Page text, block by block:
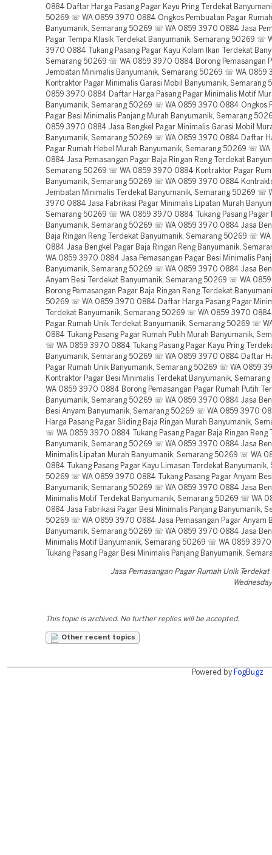
0884 Daftar Harga Pasang Pagar Kayu Pring Terdekat
50269 ☏ WA 0859 3970 0884 Ongkos Pembuatan Pagar
Banyumanik, Semarang 50269 ☏ WA 0859 3970 0884 Jasa
Pagar Tempa Klasik Terdekat Banyumanik, Semarang 50269 ☏
3970 0884 Tukang Pasang Pagar Kayu Kolam Ikan Terdekat
Semarang 50269 ☏ WA 0859 3970 0884 Borong Pemasangan
Jembatan Minimalis Banyumanik, Semarang 50269 ☏ WA 0859
Kontraktor Pagar Minimalis Garasi Mobil Banyumanik,
0859 3970 0884 Daftar Harga Pasang Pagar Minimalis Motif
Banyumanik, Semarang 50269 ☏ WA 0859 3970 0884 Ongkos
Pagar Besi Minimalis Panjang Murah Banyumanik, Semarang
0859 3970 0884 Jasa Bengkel Pagar Minimalis Garasi Mobil
Banyumanik, Semarang 50269 ☏ WA 0859 3970 0884 Daftar
Pagar Rumah Hebel Murah Banyumanik, Semarang 50269 ☏
0884 Jasa Pemasangan Pagar Baja Ringan Reng Terdekat
Semarang 50269 ☏ WA 0859 3970 0884 Kontraktor Pagar
Banyumanik, Semarang 50269 ☏ WA 0859 3970 0884
Jembatan Minimalis Terdekat Banyumanik, Semarang 50269 ☏
3970 0884 Jasa Fabrikasi Pagar Minimalis Lipatan Murah
Semarang 50269 ☏ WA 0859 3970 0884 Tukang Pasang Pagar
Banyumanik, Semarang 50269 ☏ WA 0859 3970 0884 Jasa
Baja Ringan Reng Terdekat Banyumanik, Semarang 50269 ☏
0884 Jasa Bengkel Pagar Baja Ringan Reng Banyumanik,
WA 0859 3970 0884 Jasa Pemasangan Pagar Besi Minimalis
Banyumanik, Semarang 50269 ☏ WA 0859 3970 0884 Jasa
Anyam Besi Terdekat Banyumanik, Semarang 50269 ☏ WA
Borong Pemasangan Pagar Baja Ringan Reng Terdekat
50269 ☏ WA 0859 3970 0884 Daftar Harga Pasang Pagar
Terdekat Banyumanik, Semarang 50269 ☏ WA 0859 3970
Pagar Rumah Unik Terdekat Banyumanik, Semarang 50269 ☏
0884 Tukang Pasang Pagar Rumah Putih Murah Banyumanik,
☏ WA 0859 3970 0884 Tukang Pasang Pagar Kayu Pring
Banyumanik, Semarang 50269 ☏ WA 0859 3970 0884 Daftar
Pagar Rumah Unik Banyumanik, Semarang 50269 ☏ WA 0859
Kontraktor Pagar Besi Minimalis Terdekat Banyumanik,
WA 0859 3970 0884 Borong Pemasangan Pagar Rumah Putih
Banyumanik, Semarang 50269 ☏ WA 0859 3970 0884 Jasa
Besi Anyam Banyumanik, Semarang 50269 ☏ WA 0859 3970
Harga Pasang Pagar Sliding Baja Ringan Murah Banyumanik,
☏ WA 0859 3970 0884 Tukang Pasang Pagar Baja Ringan Reng
Banyumanik, Semarang 50269 ☏ WA 0859 3970 0884 Jasa
Minimalis Lipatan Murah Banyumanik, Semarang 50269 ☏ WA
0884 Tukang Pasang Pagar Kayu Limasan Terdekat Banyumanik,
50269 ☏ WA 0859 3970 0884 Tukang Pasang Pagar Anyam
Banyumanik, Semarang 50269 ☏ WA 0859 3970 0884 Jasa
Minimalis Motif Terdekat Banyumanik, Semarang 50269 ☏ WA
0884 Jasa Fabrikasi Pagar Besi Minimalis Panjang Banyumanik,
50269 ☏ WA 0859 3970 0884 Jasa Pemasangan Pagar Anyam
Banyumanik, Semarang 50269 ☏ WA 0859 3970 0884 Jasa
Minimalis Motif Banyumanik, Semarang 50269 ☏ WA 0859
Tukang Pasang Pagar Besi Minimalis Panjang Banyumanik,
Jasa Pemasangan Pagar Rumah Unik
This topic is archived. No further replies will be accepted.
Other recent topics
Powered by FogBugz